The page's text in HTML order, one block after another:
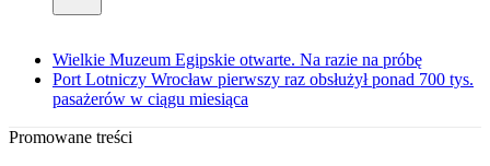
Wielkie Muzeum Egipskie otwarte. Na razie na próbę
Port Lotniczy Wrocław pierwszy raz obsłużył ponad 700 tys.
pasażerów w ciągu miesiąca
Promowane treści